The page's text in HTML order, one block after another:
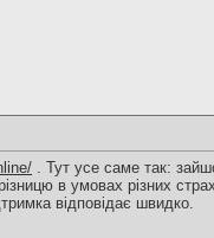
. Тут усе саме так:
в умовах різних
відповідає швидко.